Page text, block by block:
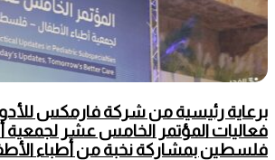
برعاية رئيسية من شركة فارمكس
فعاليات المؤتمر الخامس عشر لجمعية
فلسطين بمشاركة نخبة من أطباء